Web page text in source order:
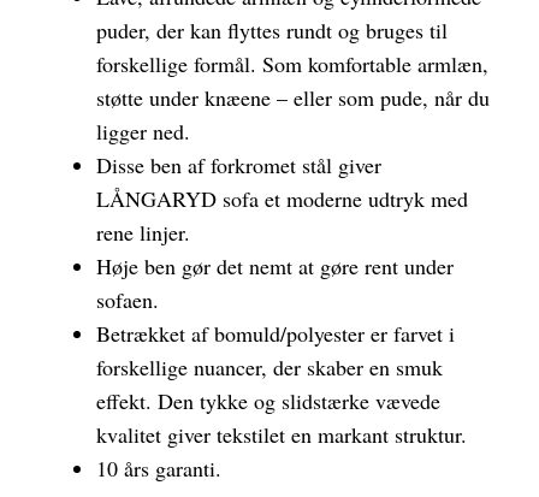
puder, der kan flyttes rundt og bruges til
forskellige formål. Som komfortable armlæn,
støtte under knæene – eller som pude, når du
ligger ned.
Disse ben af forkromet stål giver
LÅNGARYD sofa et moderne udtryk med
rene linjer.
Høje ben gør det nemt at gøre rent under
sofaen.
Betrækket af bomuld/polyester er farvet i
forskellige nuancer, der skaber en smuk
effekt. Den tykke og slidstærke vævede
kvalitet giver tekstilet en markant struktur.
10 års garanti.